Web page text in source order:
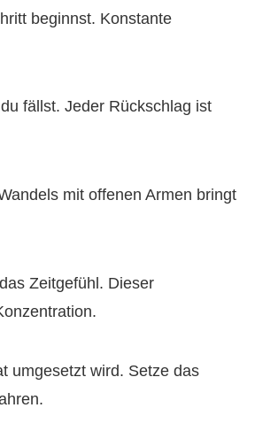
beginnst. Konstante
fällst. Jeder Rückschlag ist
mit offenen Armen bringt
Zeitgefühl. Dieser
umgesetzt wird. Setze das